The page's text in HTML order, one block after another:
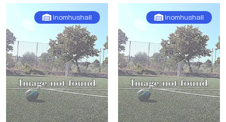
Inomhushall Inomhushall